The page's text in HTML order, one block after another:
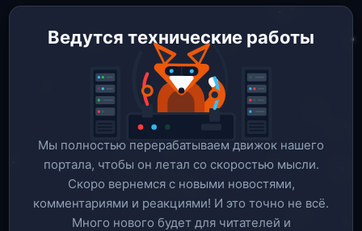
Ведутся технические работы
Мы полностью перерабатываем движок нашего
портала, чтобы он летал со скоростью мысли.
Скоро вернемся c новыми новостями,
комментариями и реакциями! И это точно не всё.
Много нового будет для читателей и